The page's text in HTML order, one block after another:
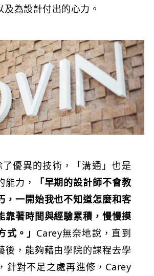
及為設計付出的心力。
了優異的技術，「溝通」也是
能力，
「早期的設計師不會教
，一開始我也不知道怎麼和客
靠著時間與經驗累積，慢慢摸
式。」 Carey無奈地說，直到
後，能夠藉由學院的課程去學
針對不足之處再進修，Carey